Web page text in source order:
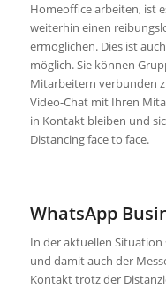
Homeoffice arbeiten, ist
weiterhin einen
ermöglichen. Dies ist
möglich. Sie können
Mitarbeitern verbunden
Video-Chat mit Ihren
in Kontakt bleiben und
Distancing face to face.
WhatsApp
In der aktuellen
und damit auch der
Kontakt trotz der